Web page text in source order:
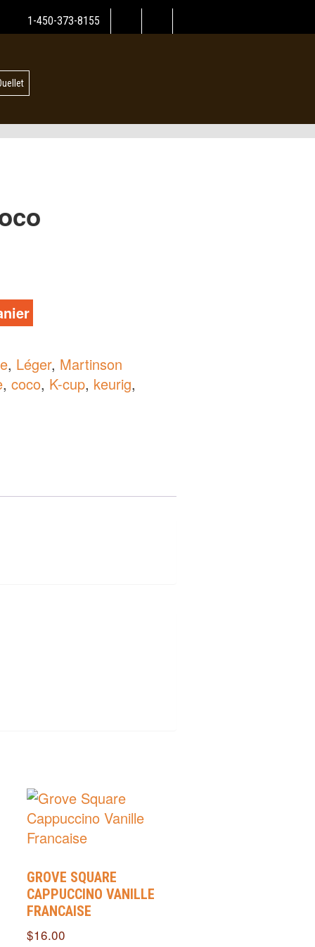
1-450-373-8155
, Léger, Martinson
, coco, K-cup, keurig,
GROVE SQUARE
CAPPUCCINO VANILLE
FRANCAISE
$16.00